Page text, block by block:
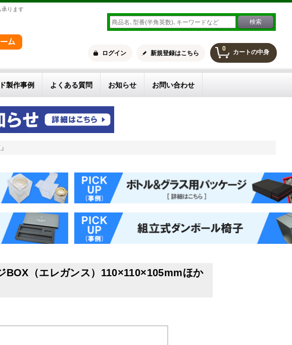
ります
0 カートの中身
ログイン 新規登録はこちら
製作事例 よくある質問 お知らせ お問い合わせ
BOX（エレガンス）110×110×105mmほか